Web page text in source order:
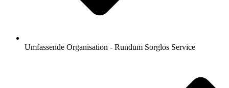
Umfassende Organisation - Rundum Sorglos Service